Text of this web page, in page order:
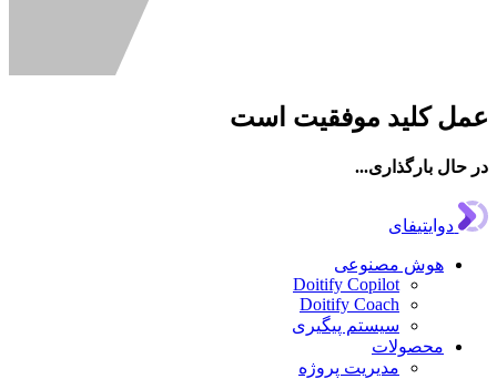
کلید موفقیت است
بارگذاری...
دوایتیفای
هوش مصنوعی
Doitify Copilot
Doitify Coach
سیستم پیگیری
محصولات
مدیریت پروژه